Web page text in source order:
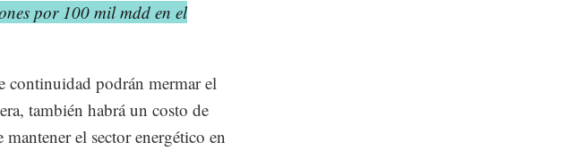
por 100 mil mdd en el
continuidad podrán mermar el
también habrá un costo de
el sector energético en